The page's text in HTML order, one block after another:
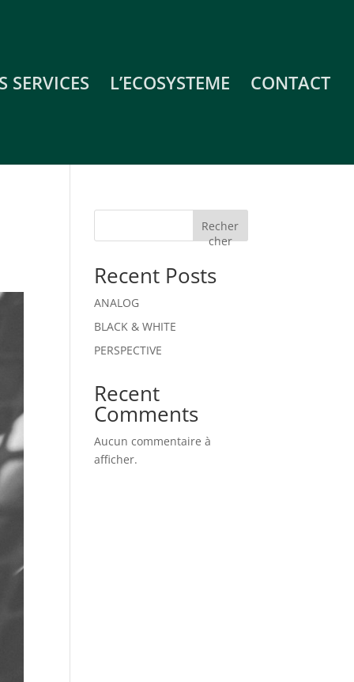
SERVICES L’ECOSYSTEME CONTACT
Recher
cher
Recent Posts
ANALOG
BLACK & WHITE
PERSPECTIVE
Recent
Comments
Aucun commentaire à
afficher.